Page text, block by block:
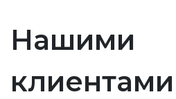
Нашими